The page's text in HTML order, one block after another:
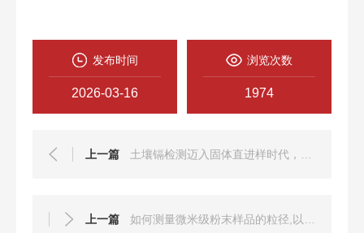
发布时间
2026-03-16
浏览次数
1974
上一篇
上一篇